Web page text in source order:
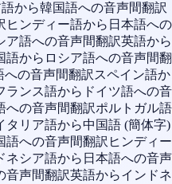
から韓国語への音声間翻訳
ヒンディー語から日本語への
ア語への音声間翻訳英語から
語からロシア語への音声間翻
の音声間翻訳 スペイン語か
ランス語からドイツ語への音
への音声間翻訳ポルトガル語
タリア語から中国語 (簡体字)
語への音声間翻訳 ヒンディー
ネシア語から日本語への音声
音声間翻訳英語からインドネ